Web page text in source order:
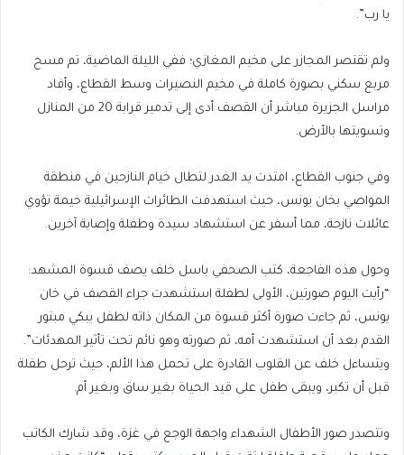
يا رب”.
ولم تقتصر المجازر على مخيم المغازي؛ ففي الليلة الماضية، تم مسح
مربع سكني بصورة كاملة في مخيم النصيرات وسط القطاع، وأفاد
مراسل الجزيرة مباشر أن القصف أدى إلى تدمير قرابة 20 من المنازل
وتسويتها بالأرض.
وفي جنوب القطاع، امتدت يد الغدر لتطال خيام النازحين في منطقة
المواصي بخان يونس، حيث استهدفت الطائرات الإسرائيلية خيمة تؤوي
عائلات نازحة، مما أسفر عن استشهاد سيدة وطفلة وإصابة آخرين.
وحول هذه الفاجعة، كتب الصحفي باسل خلف يصف قسوة المشهد:
“رأيت اليوم صورتين، الأولى لطفلة استشهدت جراء القصف في خان
يونس، ثم جاءت صورة أكثر قسوة من المكان ذاته لطفل يبكي مبتور
القدم بعد أن استشهدت أمه، ثم صورته وهو نائم تحت تأثير المهدئات”.
ويتساءل خلف عن القلوب القادرة على تحمل هذا الألم، حيث ترحل طفلة
قبل أن تكبر، ويبقى طفل على قيد الحياة بغير ساق وبغير أم.
وتتصدر صور الأطفال الشهداء واجهة الوجع في غزة، وقد شارك الكاتب